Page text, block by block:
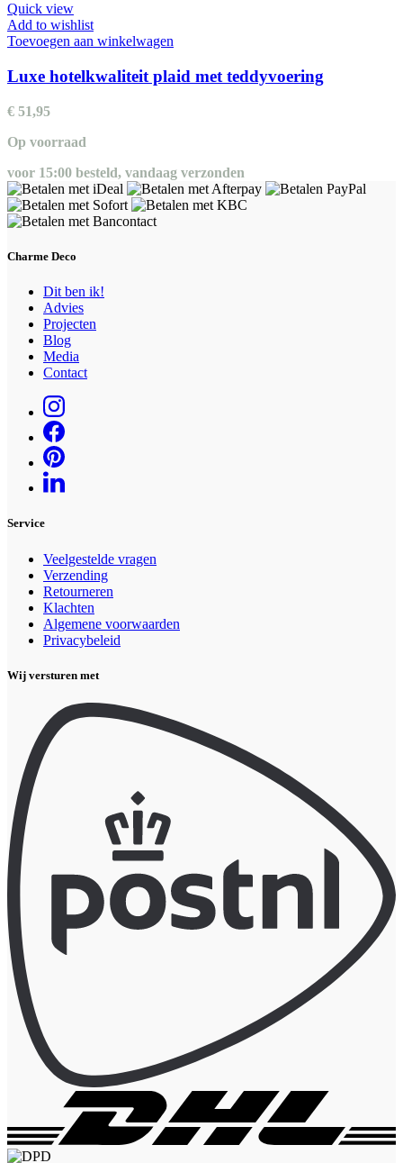
Quick view
Add to wishlist
Toevoegen aan winkelwagen
Luxe hotelkwaliteit plaid met teddyvoering
€ 51,95
Op voorraad
voor 15:00 besteld, vandaag verzonden
Charme Deco
Dit ben ik!
Advies
Projecten
Blog
Media
Contact
Service
Veelgestelde vragen
Verzending
Retourneren
Klachten
Algemene voorwaarden
Privacybeleid
Wij versturen met